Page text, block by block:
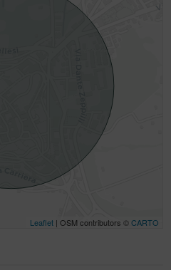
Leaflet| OSM contributors ©CARTO